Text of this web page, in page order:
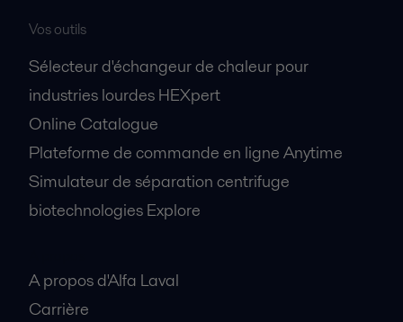
Vos outils
Sélecteur d'échangeur de chaleur pour
industries lourdes HEXpert
Online Catalogue
Plateforme de commande en ligne Anytime
Simulateur de séparation centrifuge
biotechnologies Explore
A propos d'Alfa Laval
Carrière